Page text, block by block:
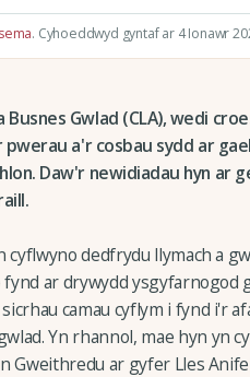
. Cyhoeddwyd gyntaf ar 4 Ionawr
Gwlad (CLA), wedi
a'r cosbau sydd ar
Daw'r newidiadau hyn ar
cyflwyno dedfrydu llymach a
ar drywydd ysgyfarnogod
camau cyflym i fynd i'r
Yn rhannol, mae hyn yn
Gweithredu ar gyfer Lles